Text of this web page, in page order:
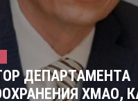
ДЕПАРТАМЕНТА
ХМАО,